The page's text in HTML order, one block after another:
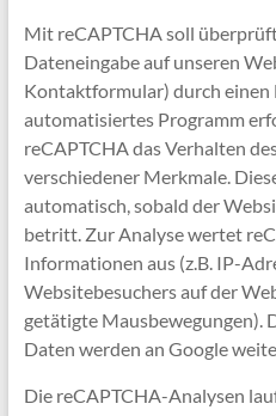
Mit reCAPTCHA soll
Dateneingabe auf unseren
Kontaktformular) durch einen
automatisiertes Programm
reCAPTCHA das Verhalten
verschiedener Merkmale.
automatisch, sobald der
betritt. Zur Analyse wertet
Informationen aus (z.B. IP-
Websitebesuchers auf der
getätigte Mausbewegungen).
Daten werden an Google
Die reCAPTCHA-Analysen